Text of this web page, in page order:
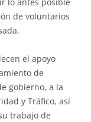
de voluntarios
el apoyo
de
gobierno, a la
y Tráfico, así
trabajo de